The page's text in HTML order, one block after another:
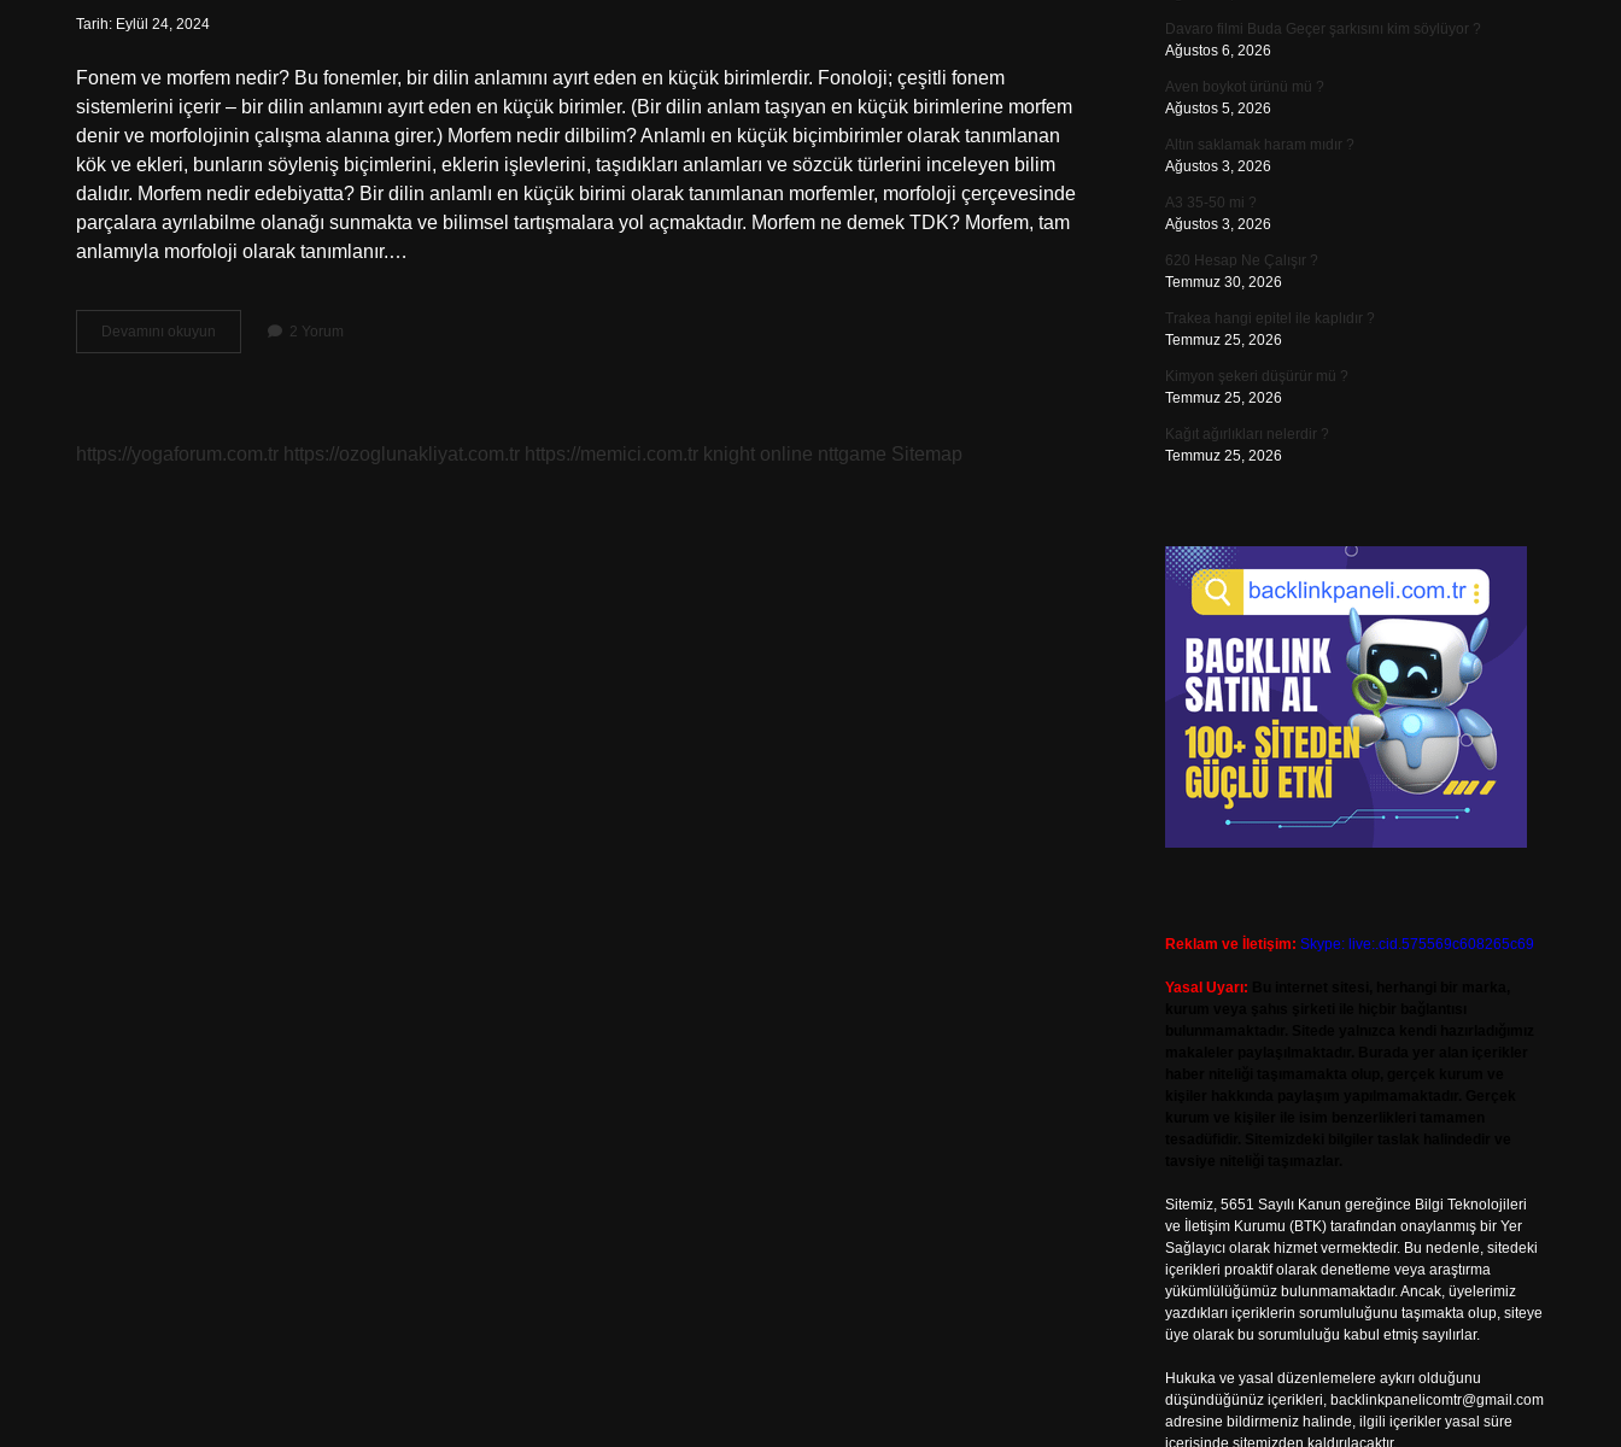
Tarih: Eylül 24, 2024
Fonem ve morfem nedir? Bu fonemler, bir dilin anlamını ayırt eden en küçük birimlerdir. Fonoloji; çeşitli fonem
sistemlerini içerir – bir dilin anlamını ayırt eden en küçük birimler. (Bir dilin anlam taşıyan en küçük birimlerine morfem
denir ve morfolojinin çalışma alanına girer.) Morfem nedir dilbilim? Anlamlı en küçük biçimbirimler olarak tanımlanan
kök ve ekleri, bunların söyleniş biçimlerini, eklerin işlevlerini, taşıdıkları anlamları ve sözcük türlerini inceleyen bilim
dalıdır. Morfem nedir edebiyatta? Bir dilin anlamlı en küçük birimi olarak tanımlanan morfemler, morfoloji çerçevesinde
parçalara ayrılabilme olanağı sunmakta ve bilimsel tartışmalara yol açmaktadır. Morfem ne demek TDK? Morfem, tam
anlamıyla morfoloji olarak tanımlanır.…
Devamını okuyun
Dil
2 Yorum
https://yogaforum.com.tr https://ozoglunakliyat.com.tr https://memici.com.tr knight online nttgame Sitemap
Davaro filmi Buda Geçer şarkısını kim söylüyor ?
Ağustos 6, 2026
Aven boykot ürünü mü ?
Ağustos 5, 2026
Altın saklamak haram mıdır ?
Ağustos 3, 2026
A3 35-50 mi ?
Ağustos 3, 2026
620 Hesap Ne Çalışır ?
Temmuz 30, 2026
Trakea hangi epitel ile kaplıdır ?
Temmuz 25, 2026
Kimyon şekeri düşürür mü ?
Temmuz 25, 2026
Kağıt ağırlıkları nelerdir ?
Temmuz 25, 2026
Reklam ve İletişim: Skype: live:.cid.575569c608265c69
Yasal Uyarı:
Sitemiz, 5651 Sayılı Kanun gereğince Bilgi Teknolojileri
ve İletişim Kurumu (BTK) tarafından onaylanmış bir Yer
Sağlayıcı olarak hizmet vermektedir. Bu nedenle, sitedeki
içerikleri proaktif olarak denetleme veya araştırma
yükümlülüğümüz bulunmamaktadır. Ancak, üyelerimiz
yazdıkları içeriklerin sorumluluğunu taşımakta olup, siteye
üye olarak bu sorumluluğu kabul etmiş sayılırlar.
Hukuka ve yasal düzenlemelere aykırı olduğunu
düşündüğünüz içerikleri, backlinkpanelicomtr@gmail.com
adresine bildirmeniz halinde, ilgili içerikler yasal süre
içerisinde sitemizden kaldırılacaktır.